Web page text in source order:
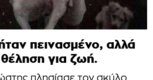
πεινασμένο, αλλά
για ζωή.